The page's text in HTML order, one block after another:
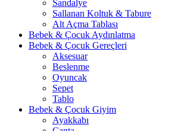
Sandalye
Sallanan Koltuk & Tabure
Alt Açma Tablası
Bebek & Çocuk Aydınlatma
Bebek & Çocuk Gereçleri
Aksesuar
Beslenme
Oyuncak
Sepet
Tablo
Bebek & Çocuk Giyim
Ayakkabı